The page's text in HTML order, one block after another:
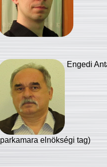
Engedi
Iparkamara elnökségi tag)